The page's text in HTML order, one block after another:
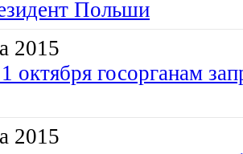
Польши
2015
госорганам
2015